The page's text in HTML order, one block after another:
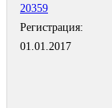
20359
Регистрация:
01.01.2017